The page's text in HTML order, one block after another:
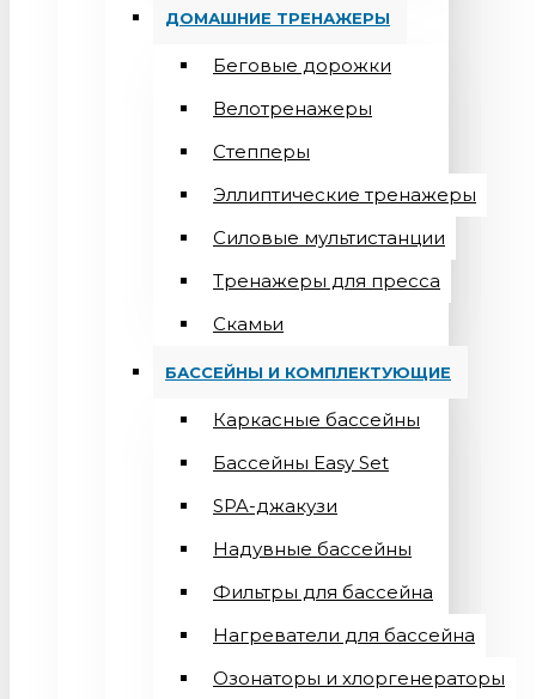
ДОМАШНИЕ ТРЕНАЖЕРЫ
Беговые дорожки
Велотренажеры
Степперы
Эллиптические тренажеры
Силовые мультистанции
Тренажеры для пресса
Скамьи
БАССЕЙНЫ И КОМПЛЕКТУЮЩИЕ
Каркасные бассейны
Бассейны Easy Set
SPA-джакузи
Надувные бассейны
Фильтры для бассейна
Нагреватели для бассейна
Озонаторы и хлоргенераторы